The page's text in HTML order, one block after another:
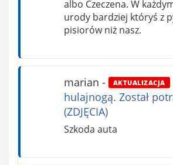
albo Czeczena. W
urody bardziej któryś z
pisiorów niż nasz.
marian - AKTUALIZACJA
hulajnogą. Został
(ZDJĘCIA)
Szkoda auta